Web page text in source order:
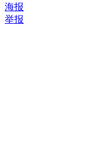
海报
举报